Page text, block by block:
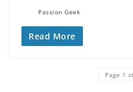
Passion Geek
Read More
Page 1